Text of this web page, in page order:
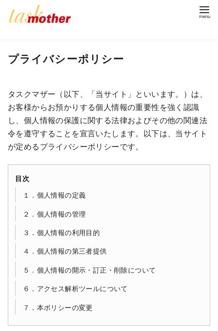
プライバシーポリシー
タスクマザー（以下、「当サイト」といいます。）は、
お客様からお預かりする個人情報の重要性を強く認識
し、個人情報の保護に関する法律およびその他の関連法
令を遵守することを宣言いたします。以下は、当サイト
が定めるプライバシーポリシーです。
目次
１．個人情報の定義
２．個人情報の管理
３．個人情報の利用目的
４．個人情報の第三者提供
５．個人情報の開示・訂正・削除について
６．アクセス解析ツールについて
７．本ポリシーの変更